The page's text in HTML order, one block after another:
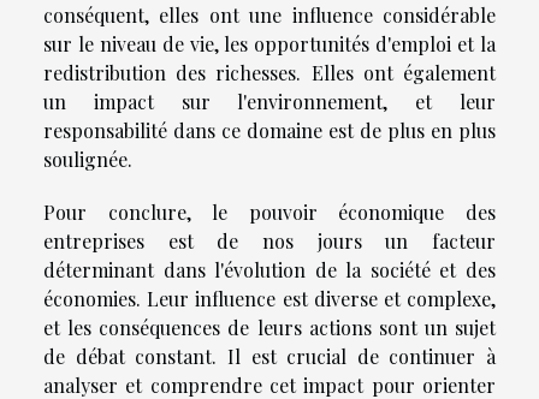
conséquent, elles ont une influence considérable
sur le niveau de vie, les opportunités d'emploi et la
redistribution des richesses. Elles ont également
un impact sur l'environnement, et leur
responsabilité dans ce domaine est de plus en plus
soulignée.
Pour conclure, le pouvoir économique des
entreprises est de nos jours un facteur
déterminant dans l'évolution de la société et des
économies. Leur influence est diverse et complexe,
et les conséquences de leurs actions sont un sujet
de débat constant. Il est crucial de continuer à
analyser et comprendre cet impact pour orienter